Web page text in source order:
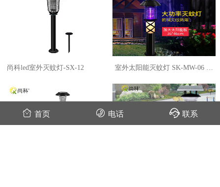
尚科led室外灭蚊灯-SX-12
室外太阳能灭蚊灯 SK-MW-06 兼
首页 电话 联系